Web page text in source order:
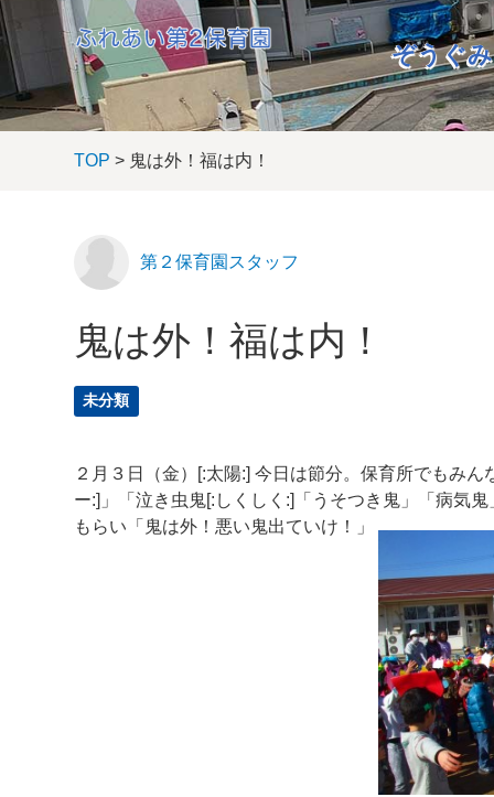
ぞうぐみ
TOP > 鬼は外！福は内！
第２保育園スタッフ
鬼は外！福は内！
未分類
２月３日（金）[:太陽:] 今日は節分。保育所でもみ
ー:]」「泣き虫鬼[:しくしく:]「うそつき鬼」「病気
もらい「鬼は外！悪い鬼出ていけ！」